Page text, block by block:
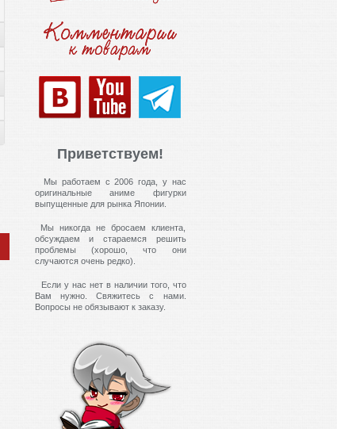
Приветствуем!
Мы работаем с 2006 года, у нас
оригинальные аниме фигурки
выпущенные для рынка Японии.
Мы никогда не бросаем клиента,
обсуждаем и стараемся решить
проблемы (хорошо, что они
случаются очень редко).
Если у нас нет в наличии того, что
Вам нужно. Свяжитесь с нами.
Вопросы не обязывают к заказу.